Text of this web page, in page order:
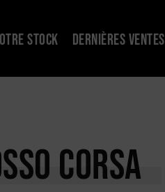
STOCK DERNIÈRES VENTES
CORSA